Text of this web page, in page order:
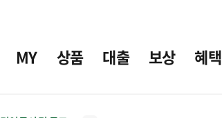
MY 상품 대출 보상 혜택